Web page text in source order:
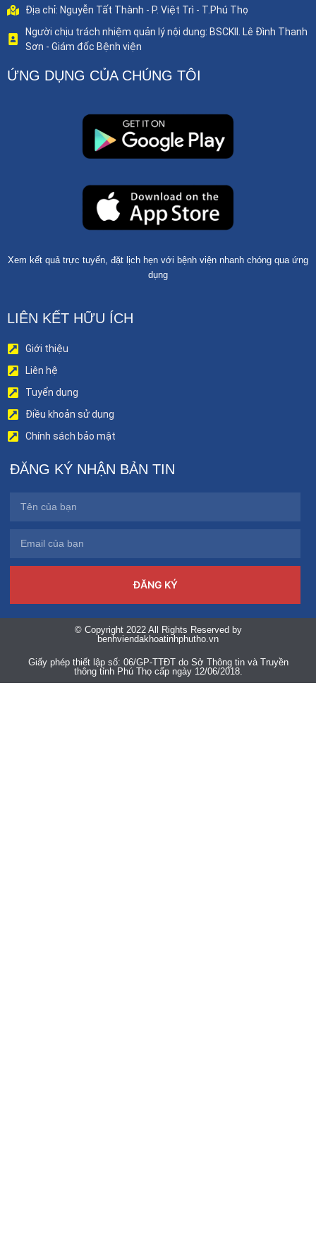
Địa chỉ: Nguyễn Tất Thành - P. Việt Trì - T.Phú Thọ
Người chịu trách nhiệm quản lý nội dung: BSCKII. Lê Đình Thanh
Sơn - Giám đốc Bệnh viện
ỨNG DỤNG CỦA CHÚNG TÔI
Xem kết quả trực tuyến, đặt lịch hẹn với bệnh viện nhanh chóng qua ứng
dụng
LIÊN KẾT HỮU ÍCH
Giới thiệu
Liên hệ
Tuyển dụng
Điều khoản sử dụng
Chính sách bảo mật
ĐĂNG KÝ NHẬN BẢN TIN
ĐĂNG KÝ
© Copyright 2022 All Rights Reserved by
benhviendakhoatinhphutho.vn
Giấy phép thiết lập số: 06/GP-TTĐT do Sở Thông tin và Truyền
thông tỉnh Phú Thọ cấp ngày 12/06/2018.